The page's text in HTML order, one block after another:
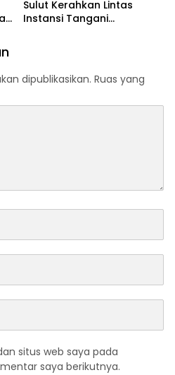
Sulut Kerahkan Lintas
Instansi Tangani
dipublikasikan. Ruas yang
situs web saya pada
saya berikutnya.